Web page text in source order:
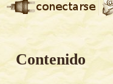
Contenido